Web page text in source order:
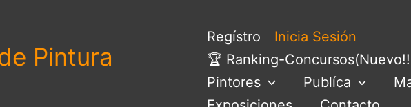
Pintura
Regístro
Inicia Sesión
🏆 Ranking-
Pintores
Publíca